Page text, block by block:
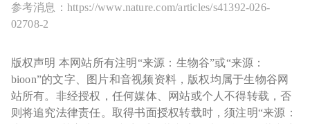
参考消息：https://www.nature.com/articles/s41392-026-
02708-2
版权声明 本网站所有注明“来源：生物谷”或“来源：
bioon”的文字、图片和音视频资料，版权均属于生物谷网
站所有。非经授权，任何媒体、网站或个人不得转载，否
则将追究法律责任。取得书面授权转载时，须注明“来源：